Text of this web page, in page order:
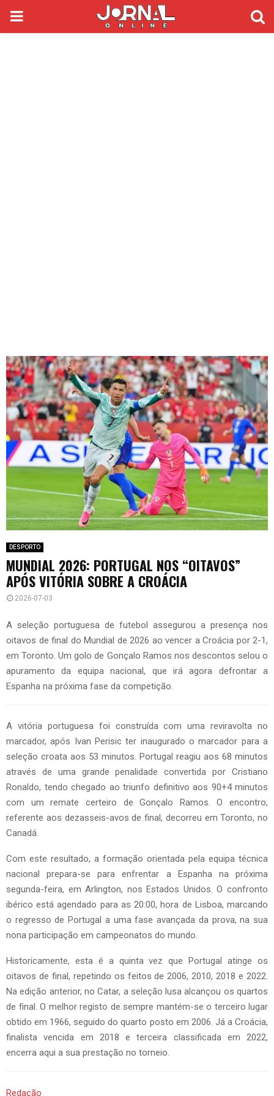
PRIMARY
DESPORTO
MUNDIAL 2026: PORTUGAL NOS “OITAVOS”
APÓS VITÓRIA SOBRE A CROÁCIA
2026-07-03
A seleção portuguesa de futebol assegurou a presença nos
oitavos de final do Mundial de 2026 ao vencer a Croácia por 2-1,
em Toronto. Um golo de Gonçalo Ramos nos descontos selou o
apuramento da equipa nacional, que irá agora defrontar a
Espanha na próxima fase da competição.
A vitória portuguesa foi construída com uma reviravolta no
marcador, após Ivan Perisic ter inaugurado o marcador para a
seleção croata aos 53 minutos. Portugal reagiu aos 68 minutos
através de uma grande penalidade convertida por Cristiano
Ronaldo, tendo chegado ao triunfo definitivo aos 90+4 minutos
com um remate certeiro de Gonçalo Ramos. O encontro,
referente aos dezasseis-avos de final, decorreu em Toronto, no
Canadá.
Com este resultado, a formação orientada pela equipa técnica
nacional prepara-se para enfrentar a Espanha na próxima
segunda-feira, em Arlington, nos Estados Unidos. O confronto
ibérico está agendado para as 20:00, hora de Lisboa, marcando
o regresso de Portugal a uma fase avançada da prova, na sua
nona participação em campeonatos do mundo.
Historicamente, esta é a quinta vez que Portugal atinge os
oitavos de final, repetindo os feitos de 2006, 2010, 2018 e 2022.
Na edição anterior, no Catar, a seleção lusa alcançou os quartos
de final. O melhor registo de sempre mantém-se o terceiro lugar
obtido em 1966, seguido do quarto posto em 2006. Já a Croácia,
finalista vencida em 2018 e terceira classificada em 2022,
encerra aqui a sua prestação no torneio.
Redação